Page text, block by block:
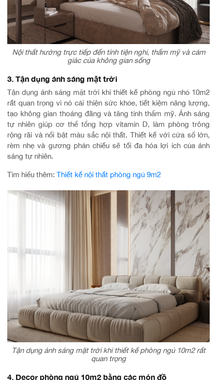
Nội thất hưởng trực tiếp đến tính tiện nghi, thẩm mỹ và cảm
giác của không gian sống
3. Tận dụng ánh sáng mặt trời
Tận dụng ánh sáng mặt trời khi thiết kế phòng ngủ nhỏ 10m2
rất quan trọng vì nó cải thiện sức khỏe, tiết kiệm năng lượng,
tạo không gian thoáng đãng và tăng tính thẩm mỹ. Ánh sáng
tự nhiên giúp cơ thể tổng hợp vitamin D, làm phòng trông
rộng rãi và nổi bật màu sắc nội thất. Thiết kế với cửa sổ lớn,
rèm nhẹ và gương phản chiếu sẽ tối đa hóa lợi ích của ánh
sáng tự nhiên.
Tìm hiểu thêm: Thiết kế nội thất phòng ngủ 9m2
Tận dụng ánh sáng mặt trời khi thiết kế phòng ngủ 10m2 rất
quan trọng
4. Decor phòng ngủ 10m2 bằng các món đồ